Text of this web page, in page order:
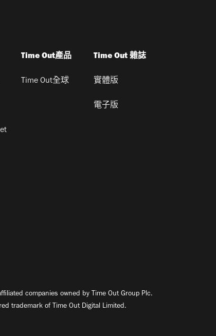
Time Out產品
Time Out全球
Time Out 雜誌
實體版
電子版
companies owned by Time Out Group Plc.
trademark of Time Out Digital Limited.